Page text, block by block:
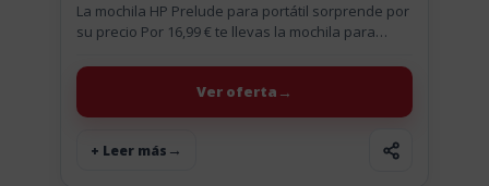
La mochila HP Prelude para portátil sorprende por
su precio Por 16,99 € te llevas la mochila para
para...
+ Leer más
Ver oferta